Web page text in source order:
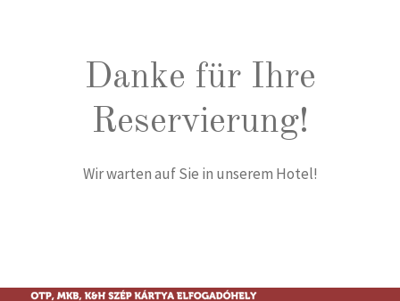
Danke für Ihre
Reservierung!
Wir warten auf Sie in unserem Hotel!